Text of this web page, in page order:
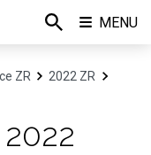
ZR
2022 ZR
MENU